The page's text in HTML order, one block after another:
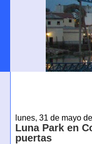
lunes, 31 de mayo
Luna Park en
puertas